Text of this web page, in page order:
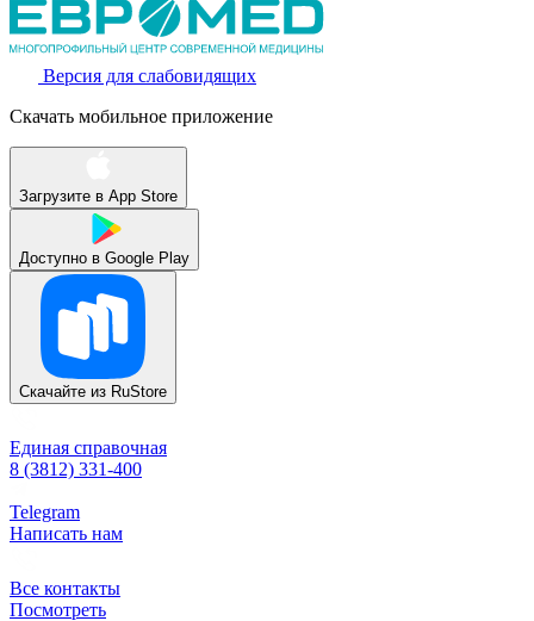
Версия для слабовидящих
Скачать мобильное приложение
Загрузите в App Store
Доступно в Google Play
Скачайте из RuStore
Единая справочная
8 (3812) 331-400
Telegram
Написать нам
Все контакты
Посмотреть